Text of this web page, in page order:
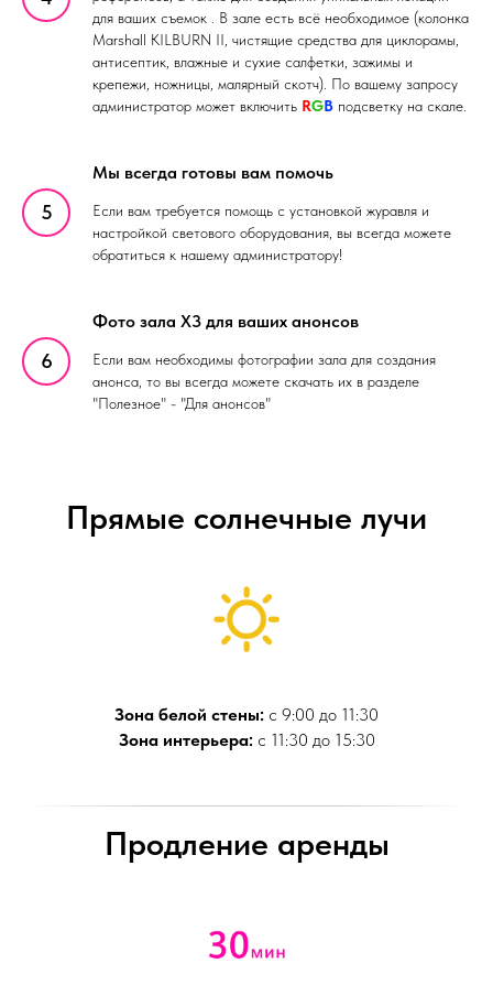
для ваших съемок . В зале есть всё необходимое (колонка
Marshall KILBURN II, чистящие средства для циклорамы,
антисептик, влажные и сухие салфетки, зажимы и
крепежи, ножницы, малярный скотч). По вашему запросу
администратор может включить RGB подсветку на скале.
Мы всегда готовы вам помочь
Если вам требуется помощь с установкой журавля и
настройкой светового оборудования, вы всегда можете
обратиться к нашему администратору!
Фото зала X3 для ваших анонсов
Если вам необходимы фотографии зала для создания
анонса, то вы всегда можете скачать их в разделе
"Полезное" - "Для анонсов"
Прямые солнечные лучи
Зона белой стены: с 9:00 до 11:30
Зона интерьера:с 11:30 до 15:30
Продление аренды